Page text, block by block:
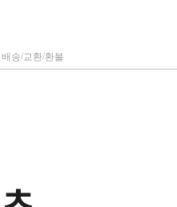
배송/교환/환불